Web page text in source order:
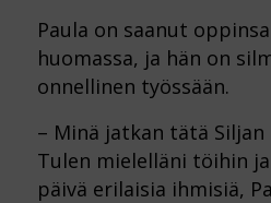
Paula on saanut
huomassa, ja hän on
onnellinen työssään.
– Minä jatkan tätä
Tulen mielelläni töihin
päivä erilaisia ihmisiä,